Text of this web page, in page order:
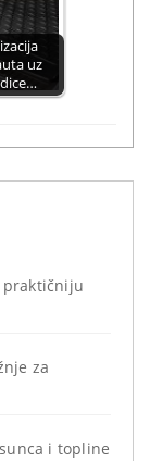
uz
praktičniju
za
i topline